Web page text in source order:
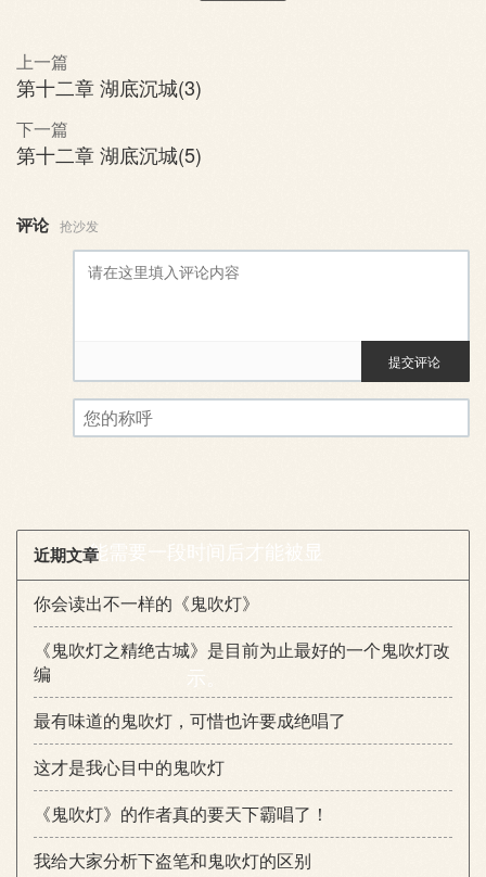
上一篇
第十二章 湖底沉城(3)
下一篇
第十二章 湖底沉城(5)
评论 抢沙发
评论审核已启用。您的评论可
能需要一段时间后才能被显
示。
提交评论
近期文章
你会读出不一样的《鬼吹灯》
《鬼吹灯之精绝古城》是目前为止最好的一个鬼吹灯改
编
最有味道的鬼吹灯，可惜也许要成绝唱了
这才是我心目中的鬼吹灯
《鬼吹灯》的作者真的要天下霸唱了！
我给大家分析下盗笔和鬼吹灯的区别